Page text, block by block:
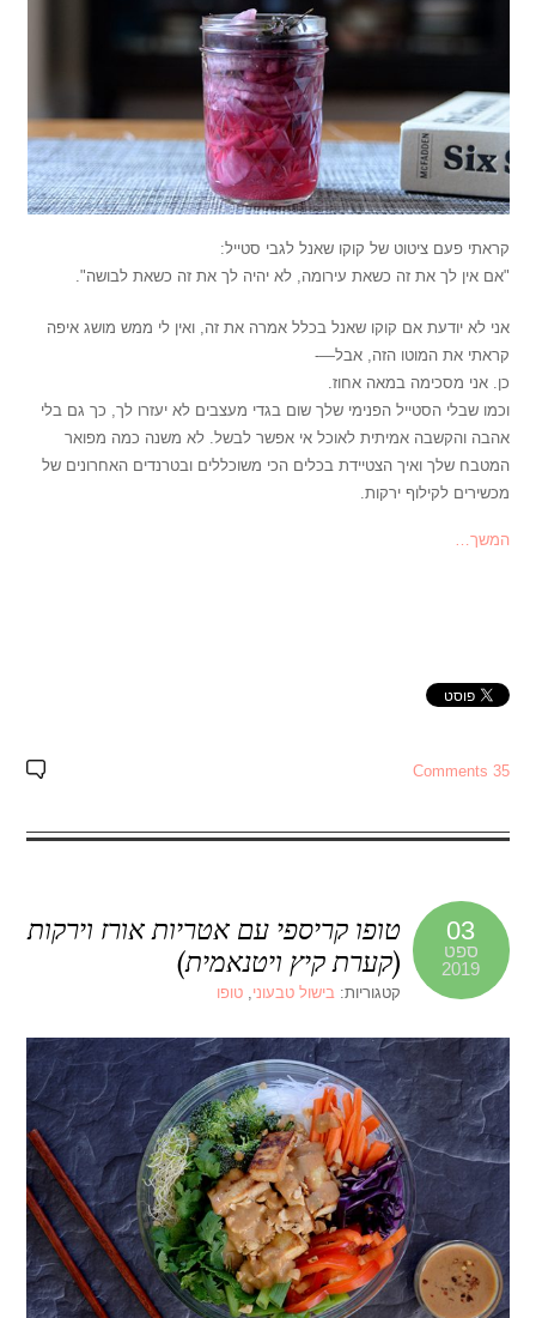
קראתי פעם ציטוט של קוקו שאנל לגבי סטייל:
"אם אין לך את זה כשאת עירומה, לא יהיה לך את זה כשאת לבושה".
אני לא יודעת אם קוקו שאנל בכלל אמרה את זה, ואין לי ממש מושג איפה
קראתי את המוטו הזה, אבל—-
כן. אני מסכימה במאה אחוז.
וכמו שבלי הסטייל הפנימי שלך שום בגדי מעצבים לא יעזרו לך, כך גם בלי
אהבה והקשבה אמיתית לאוכל אי אפשר לבשל. לא משנה כמה מפואר
המטבח שלך ואיך הצטיידת בכלים הכי משוכללים ובטרנדים האחרונים של
מכשירים לקילוף ירקות.
המשך…
35 Comments
03
ספט
2019
טופו קריספי עם אטריות אורז וירקות
(קערת קיץ ויטנאמית)
קטגוריות: בישול טבעוני ,טופו